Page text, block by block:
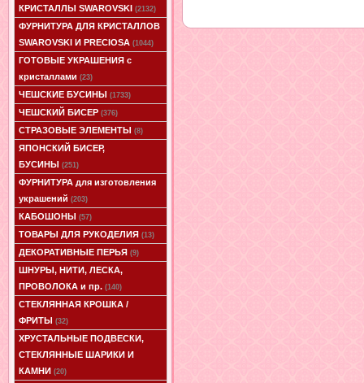
КРИСТАЛЛЫ SWAROVSKI (2132)
ФУРНИТУРА ДЛЯ КРИСТАЛЛОВ
SWAROVSKI И PRECIOSA (1044)
ГОТОВЫЕ УКРАШЕНИЯ с
кристаллами (23)
ЧЕШСКИЕ БУСИНЫ (1733)
ЧЕШСКИЙ БИСЕР (376)
СТРАЗОВЫЕ ЭЛЕМЕНТЫ (8)
ЯПОНСКИЙ БИСЕР,
БУСИНЫ (251)
ФУРНИТУРА для изготовления
украшений (203)
КАБОШОНЫ (57)
ТОВАРЫ ДЛЯ РУКОДЕЛИЯ (13)
ДЕКОРАТИВНЫЕ ПЕРЬЯ (9)
ШНУРЫ, НИТИ, ЛЕСКА,
ПРОВОЛОКА и пр. (140)
СТЕКЛЯННАЯ КРОШКА /
ФРИТЫ (32)
ХРУСТАЛЬНЫЕ ПОДВЕСКИ,
СТЕКЛЯННЫЕ ШАРИКИ И
КАМНИ (20)